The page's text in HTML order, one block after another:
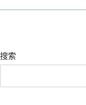
搜索